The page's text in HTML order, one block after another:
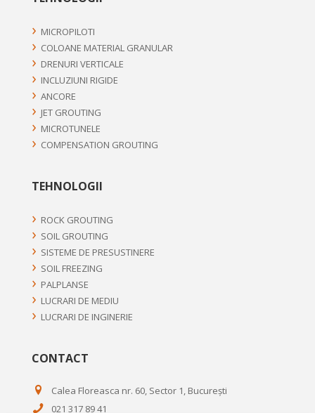
MICROPILOTI
COLOANE MATERIAL GRANULAR
DRENURI VERTICALE
INCLUZIUNI RIGIDE
ANCORE
JET GROUTING
MICROTUNELE
COMPENSATION GROUTING
TEHNOLOGII
ROCK GROUTING
SOIL GROUTING
SISTEME DE PRESUSTINERE
SOIL FREEZING
PALPLANSE
LUCRARI DE MEDIU
LUCRARI DE INGINERIE
CONTACT
Calea Floreasca nr. 60, Sector 1, București
021 317 89 41